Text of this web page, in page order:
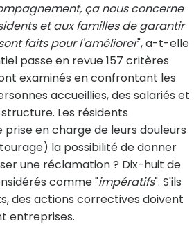
ça nous concerne
et aux familles de garantir
faits pour l'améliorer", a-t-elle
passe en revue 157 critères
examinés en confrontant les
accueillies, des salariés et
Les résidents
en charge de leurs douleurs
la possibilité de donner
une réclamation ? Dix-huit de
comme "impératifs". S'ils
des actions correctives doivent
entreprises.